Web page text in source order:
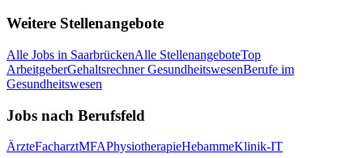
Weitere Stellenangebote
Alle Jobs in SaarbrückenAlle StellenangeboteTop
ArbeitgeberGehaltsrechner GesundheitswesenBerufe im
Gesundheitswesen
Jobs nach Berufsfeld
ÄrzteFacharztMFAPhysiotherapieHebammeKlinik-IT